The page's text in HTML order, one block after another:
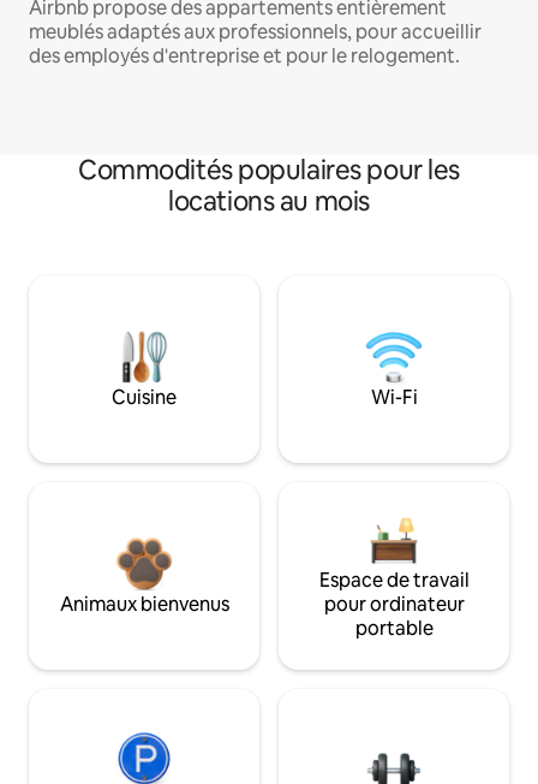
Airbnb propose des appartements entièrement
meublés adaptés aux professionnels, pour accueillir
des employés d'entreprise et pour le relogement.
Commodités populaires pour les
locations au mois
Cuisine Wi-Fi
Animaux bienvenus
Espace de travail
pour ordinateur
portable